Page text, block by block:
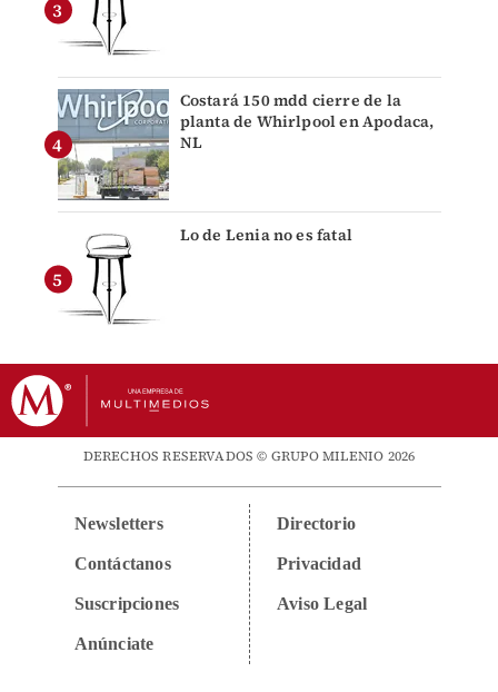
Costará 150 mdd cierre de la
planta de Whirlpool en Apodaca,
NL
Lo de Lenia no es fatal
DERECHOS RESERVADOS © GRUPO MILENIO 2026
Newsletters
Contáctanos
Suscripciones
Anúnciate
Directorio
Privacidad
Aviso Legal